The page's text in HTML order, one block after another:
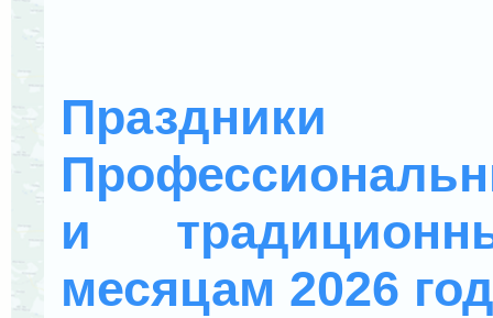
и
месяцам 2026